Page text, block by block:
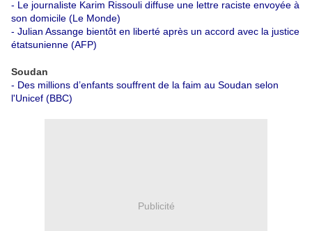
- Le journaliste Karim Rissouli diffuse une lettre raciste envoyée à
son domicile (Le Monde)
- Julian Assange bientôt en liberté après un accord avec la justice
étatsunienne (AFP)
Soudan
- Des millions d’enfants souffrent de la faim au Soudan selon
l'Unicef (BBC)
Publicité